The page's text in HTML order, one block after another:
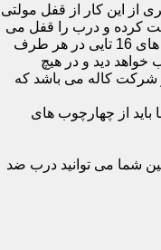
از این کار از قفل مولتی
قفل حرکت کرده و درب را قفل می
کند و در دو با قفل سویچ (در قفل های 20 تایی )پنج زبانه از قسمت بالای درب،پانزده زبانه هم از قسمت بالا،وسط و پایین قسمت کناری درب وارد چهار چوب می شوند (در نسخه های 16 تایی در هر طرف
خواهد دید و در هیچ
و شرکت کاله می باشد که
از چهارچوب های
شما می توانید درب ضد